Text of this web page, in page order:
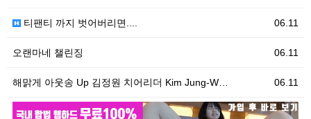
06.11
티팬티 까지 벗어버리면....
06.11
오랜마네 챌린징
06.11
해맑게 아웃송 Up 김정원 치어리더 Kim Jung-W…
06.11